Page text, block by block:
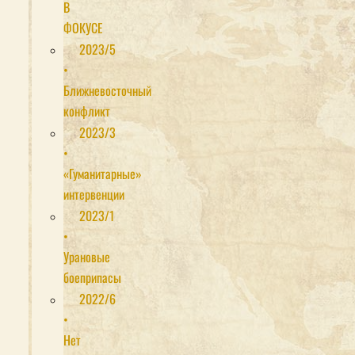
В
ФОКУСЕ
2023/5
•
Ближневосточный
конфликт
2023/3
•
«Гуманитарные»
интервенции
2023/1
•
Урановые
боеприпасы
2022/6
•
Нет